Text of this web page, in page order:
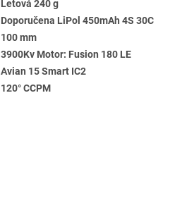
Letová 240 g
Doporučena LiPol 450mAh 4S 30C
100 mm
3900Kv Motor: Fusion 180 LE
Avian 15 Smart IC2
120° CCPM